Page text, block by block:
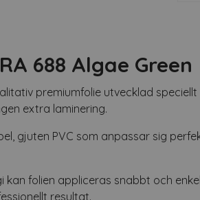
688 Algae Green
premiumfolie utvecklad
extra laminering.
gjuten PVC som anpassar sig
kan folien appliceras snabbt och
resultat.